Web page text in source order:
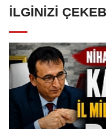
İLGINIZI